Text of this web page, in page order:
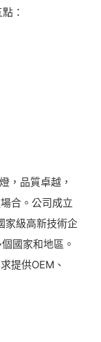
：
，品質卓越，
合。公司成立
家級高新技術企
國家和地區。
提供OEM、